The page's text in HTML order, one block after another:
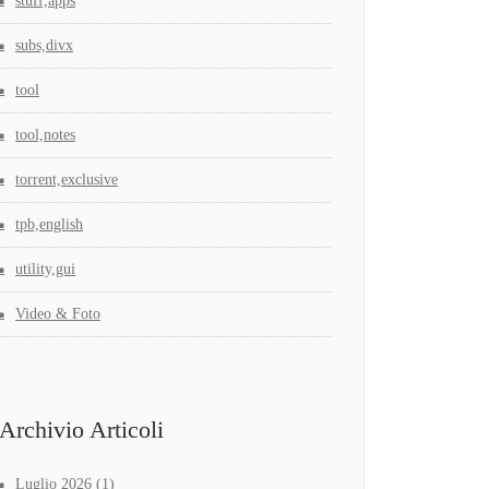
subs,divx
tool
tool,notes
torrent,exclusive
tpb,english
utility,gui
Video & Foto
Archivio Articoli
Luglio 2026 (1)